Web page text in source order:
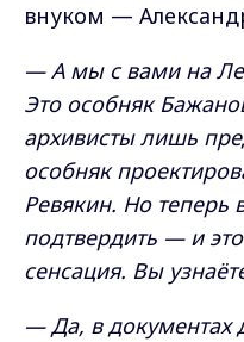
внуком —
— А мы с вами на
Это особняк
архивисты лишь
особняк
Ревякин. Но теперь
подтвердить — и
сенсация. Вы
— Да, в документах